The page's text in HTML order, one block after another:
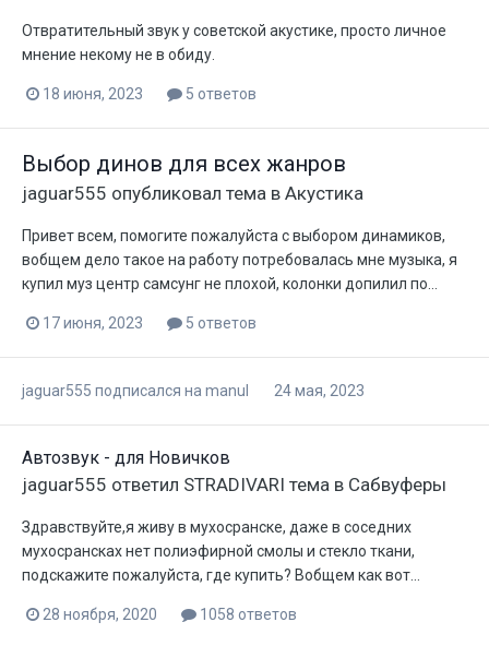
Отвратительный звук у советской акустике, просто личное
мнение некому не в обиду.
18 июня, 2023 5 ответов
Выбор динов для всех жанров
jaguar555 опубликовал тема в Акустика
Привет всем, помогите пожалуйста с выбором динамиков,
вобщем дело такое на работу потребовалась мне музыка, я
купил муз центр самсунг не плохой, колонки допилил по...
17 июня, 2023 5 ответов
jaguar555 подписался на manul 24 мая, 2023
Автозвук - для Новичков
jaguar555 ответил STRADIVARI тема в Сабвуферы
Здравствуйте,я живу в мухосранске, даже в соседних
мухосрансках нет полиэфирной смолы и стекло ткани,
подскажите пожалуйста, где купить? Вобщем как вот...
28 ноября, 2020 1058 ответов